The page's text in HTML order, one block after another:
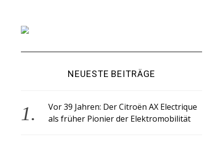
NEUESTE BEITRÄGE
Vor 39 Jahren: Der Citroën AX Electrique
als früher Pionier der Elektromobilität